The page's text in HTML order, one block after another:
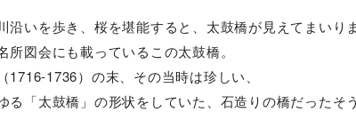
沿いを歩き、桜を堪能すると、太鼓橋が見えてまいりま
所図会にも載っているこの太鼓橋。
1716-1736）の末、その当時は珍しい、
る「太鼓橋」の形状をしていた、石造りの橋だったそ